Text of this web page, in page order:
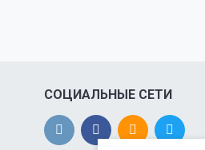
СОЦИАЛЬНЫЕ СЕТИ